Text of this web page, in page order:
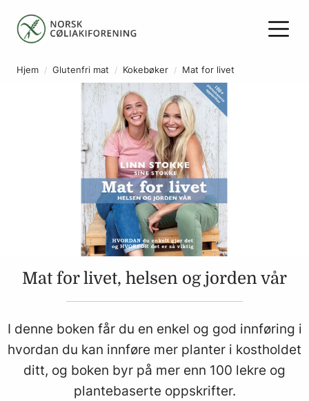
Hjem Glutenfri mat Kokebøker Mat for livet
Mat for livet, helsen og jorden vår
I denne boken får du en enkel og god innføring i
hvordan du kan innføre mer planter i kostholdet
ditt, og boken byr på mer enn 100 lekre og
plantebaserte oppskrifter.